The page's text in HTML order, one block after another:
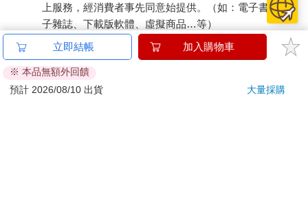
上服務，經消費者事先同意始提供。（如：電子書、電
子雜誌、下載版軟體、虛擬商品…等）
已拆封之個人衛生用品。（如：內衣褲、刮鬍刀、除毛
刀…等）
若非上列種類商品，均享有到貨7天的猶豫期（含例假
日）。
立即結帳 加入購物車
※ 本品無額外回饋
預計 2026/08/10 出貨
大量採購